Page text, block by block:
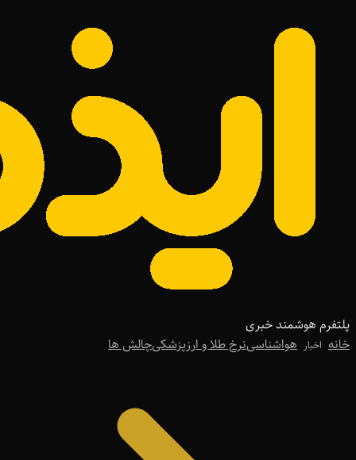
پلتفرم هوشمند خبری
خانه اخبار هواشناسینرخ طلا و ارزپزشکیچالش ها